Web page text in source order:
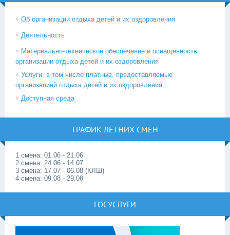
Об организации отдыха детей и их оздоровления
Деятельность
Материально-техническое обеспечение и оснащенность
организации отдыха детей и их оздоровления
Услуги, в том числе платные, предоставляемые
организацией отдыха детей и их оздоровления
Доступная среда
ГРАФИК ЛЕТНИХ СМЕН
1 смена: 01.06 - 21.06
2 смена: 24.06 - 14.07
3 смена: 17.07 - 06.08 (КЛШ)
4 смена: 09.08 - 29.08
ГОСУСЛУГИ